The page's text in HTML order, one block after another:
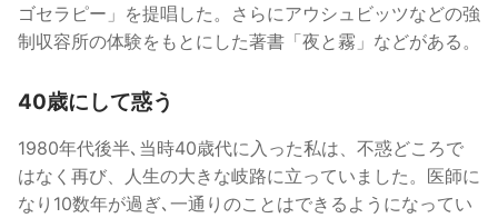
ゴセラピー」を提唱した。さらにアウシュビッツなどの強
制収容所の体験をもとにした著書「夜と霧」などがある。
40歳にして惑う
1980年代後半､当時40歳代に入った私は、不惑どころで
はなく再び、人生の大きな岐路に立っていました。医師に
なり10数年が過ぎ､一通りのことはできるようになってい